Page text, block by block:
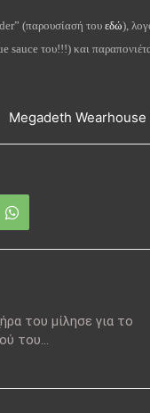
(παρουσίασή του εδώ),
sauce του!!!) και
Megadeth Wearhouse
του μίλησε για το
του…